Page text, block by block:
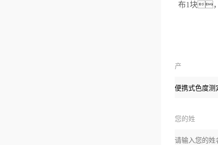
布1块
产
品
您的姓
名：